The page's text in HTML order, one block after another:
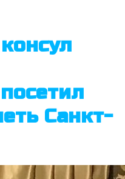
Санкт-